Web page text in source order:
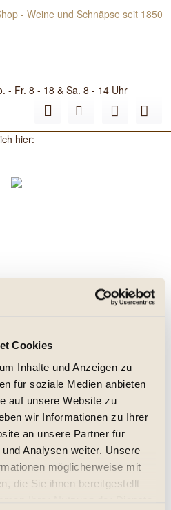
Cookies
Inhalte und Anzeigen zu
für soziale Medien anbieten
auf unsere Website zu
wir Informationen zu Ihrer
an unsere Partner für
Analysen weiter. Unsere
möglicherweise mit
die Sie ihnen bereitgestellt
- Fr. 8 - 18 & Sa. 8 - 14 Uhr
hier:
Lidio Carraro 2012
In den Warenkorb